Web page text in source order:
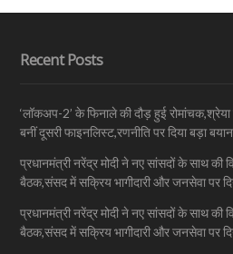
Recent Posts
‘लॉकअप-2’ के फिनाले की दौड़ हुई रोमांचक,श्रेया
बनीं दूसरी फाइनलिस्ट,रणनीति पर दिया बड़ा बयान
प्रधानमंत्री नरेंद्र मोदी ने नए सांसदों के साथ की
बैठक,संसद में सक्रिय भागीदारी और जनसेवा पर
प्रधानमंत्री नरेंद्र मोदी ने नए सांसदों के साथ की
बैठक,संसद में सक्रिय भागीदारी और जनसेवा पर